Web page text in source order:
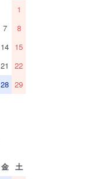
1
7
8
14 15
21
22
28 29
金
土